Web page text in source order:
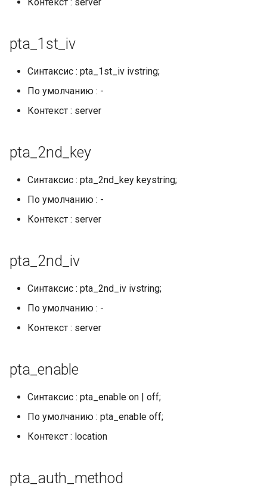
limit-traffic
locations
lock
logger-socket
macaroons
mail
maxminddb
mlcache
multiplexer
murmurhash2
pta_1st_iv
Синтаксис : pta_1st_iv ivstring;
По умолчанию : -
Контекст : server
pta_2nd_key
Синтаксис : pta_2nd_key keystring;
По умолчанию : -
Контекст : server
pta_2nd_iv
Синтаксис : pta_2nd_iv ivstring;
По умолчанию : -
Контекст : server
pta_enable
Синтаксис : pta_enable on | off;
По умолчанию : pta_enable off;
Контекст : location
pta_auth_method